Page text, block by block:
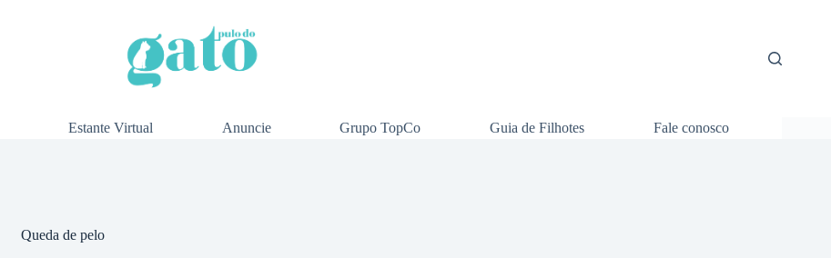
Estante Virtual Anuncie Grupo TopCo Guia de Filhotes Fale conosco
Queda de pelo